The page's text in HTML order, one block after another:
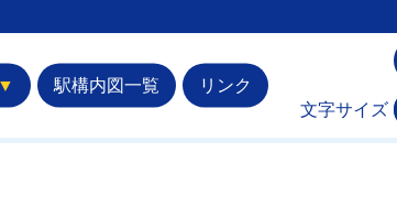
▼ 駅構内図一覧 リンク
文字サイズ